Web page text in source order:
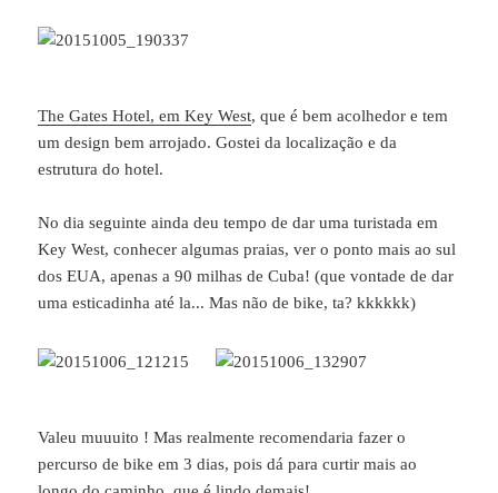
The Gates Hotel, em Key West, que é bem acolhedor e tem
um design bem arrojado. Gostei da localização e da
estrutura do hotel.
No dia seguinte ainda deu tempo de dar uma turistada em
Key West, conhecer algumas praias, ver o ponto mais ao sul
dos EUA, apenas a 90 milhas de Cuba! (que vontade de dar
uma esticadinha até la... Mas não de bike, ta? kkkkkk)
Valeu muuuito ! Mas realmente recomendaria fazer o
percurso de bike em 3 dias, pois dá para curtir mais ao